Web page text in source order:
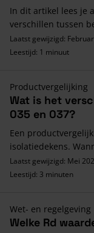
In dit artikel lees je
verschillen tussen
Laatst gewijzigd:
Leestijd: 1 minuut
Productvergelijking
Wat is het
035 en 037?
Een
isolatiedekens.
Laatst gewijzigd: Mei
Leestijd: 3 minuten
Wet- en regelgeving
Welke Rd